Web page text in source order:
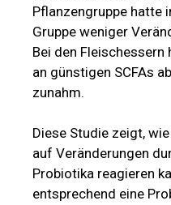
Pflanzengruppe hatte
Gruppe weniger
Bei den Fleischessern
an günstigen SCFAs
zunahm.
Diese Studie zeigt,
auf Veränderungen
Probiotika reagieren
entsprechend eine